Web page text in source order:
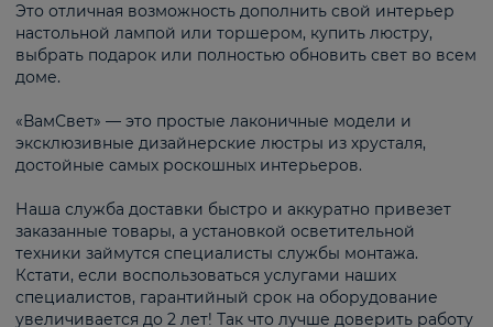
Это отличная возможность дополнить свой интерьер
настольной лампой или торшером, купить люстру,
выбрать подарок или полностью обновить свет во всем
доме.
«ВамСвет» — это простые лаконичные модели и
эксклюзивные дизайнерские люстры из хрусталя,
достойные самых роскошных интерьеров.
Наша служба доставки быстро и аккуратно привезет
заказанные товары, а установкой осветительной
техники займутся специалисты службы монтажа.
Кстати, если воспользоваться услугами наших
специалистов, гарантийный срок на оборудование
увеличивается до 2 лет! Так что лучше доверить работу